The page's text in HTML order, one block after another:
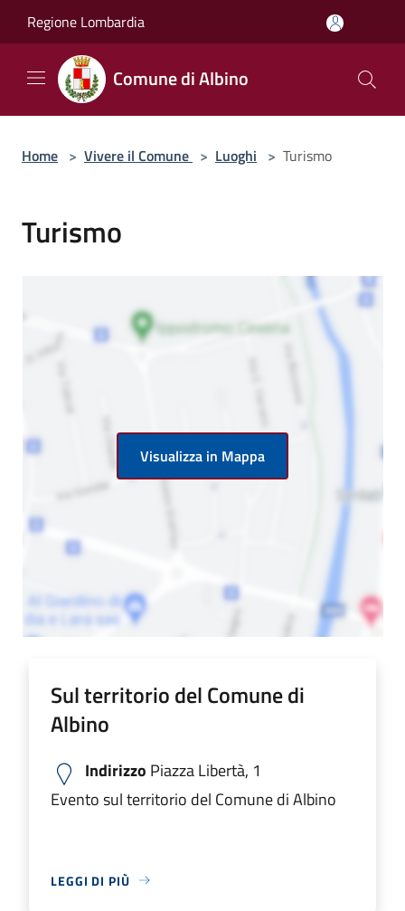
Regione Lombardia
Comune di Albino
Home > Vivere il Comune > Luoghi > Turismo
Turismo
Visualizza in Mappa
Sul territorio del Comune di
Albino
Indirizzo Piazza Libertà, 1
Evento sul territorio del Comune di Albino
LEGGI DI PIÙ